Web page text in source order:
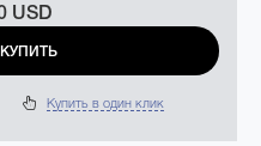
USD
КУПИТЬ
Купить в один клик